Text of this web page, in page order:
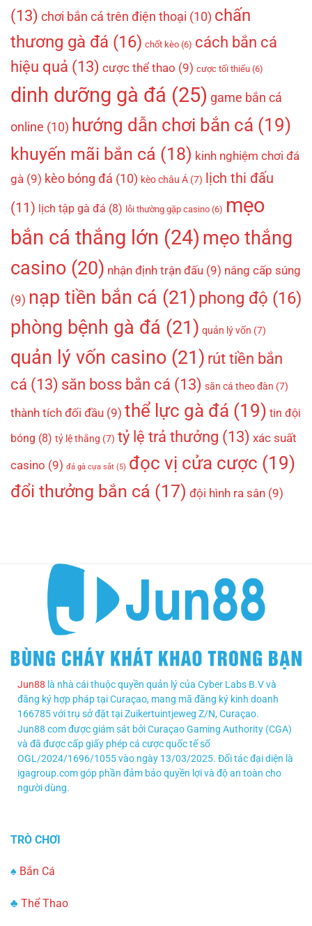
(13) chơi bắn cá trên điện thoại (10) chấn
thương gà đá (16) chốt kèo (6) cách bắn cá
hiệu quả (13) cược thể thao (9) cược tối thiểu (6)
dinh dưỡng gà đá (25) game bắn cá
online (10) hướng dẫn chơi bắn cá (19)
khuyến mãi bắn cá (18) kinh nghiệm chơi đá
gà (9) kèo bóng đá (10) kèo châu Á (7)
lịch thi đấu
(11) lịch tập gà đá (8) lỗi thường gặp casino (6) mẹo
bắn cá thắng lớn (24) mẹo thắng
casino (20) nhận định trận đấu (9) nâng cấp súng
(9) nạp tiền bắn cá (21) phong độ (16)
phòng bệnh gà đá (21) quản lý vốn (7)
quản lý vốn casino (21) rút tiền bắn
cá (13) săn boss bắn cá (13) săn cá theo đàn (7)
thành tích đối đầu (9) thể lực gà đá (19) tin đội
bóng (8) tỷ lệ thắng (7) tỷ lệ trả thưởng (13) xác suất
casino (9) đá gà cựa sắt (5) đọc vị cửa cược (19)
đổi thưởng bắn cá (17) đội hình ra sân (9)
Jun88 là nhà cái thuộc quyền quản lý của Cyber Labs B.V và
đăng ký hợp pháp tại Curaçao, mang mã đăng ký kinh doanh
166785 với trụ sở đặt tại Zuikertuintjeweg Z/N, Curaçao.
Jun88 com được giám sát bởi Curaçao Gaming Authority (CGA)
và đã được cấp giấy phép cá cược quốc tế số
OGL/2024/1696/1055 vào ngày 13/03/2025. Đối tác đại diện là
igagroup.com góp phần đảm bảo quyền lợi và độ an toàn cho
người dùng.
TRÒ CHƠI
♠ Bắn Cá
♣ Thể Thao